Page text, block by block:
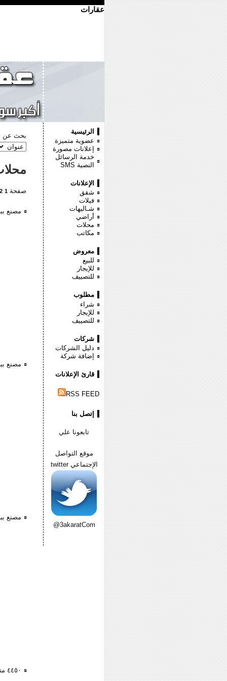
عقارات
بحث عن
صفحة 1
2
مصنع ببرج العرب
مصنع
مصنع ببرج العرب
٤٤٥٠ متر مصنع ببرج العرب الجمالون ٢٦٥٠ متر
الرئيسية
عضوية متميزة
إعلانات مصورة
خدمة الرسائل
النصية SMS
الإعلانات
شقق
فيلات
شـاليهات
أراضي
محلات
مكاتب
معروض
للبيع
للإيجار
للتصييف
مطلوب
شراء
للإيجار
للتصييف
شركات
دليل الشركات
إضافة شركة
قارئ الإعلانات
RSS FEED
إتصل بنا
تابعونا علي
موقع التواصل
الإجتماعي twitter
@3akaratCom